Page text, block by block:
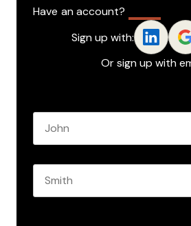
Have an account?
Sign up with:
Or sign up with